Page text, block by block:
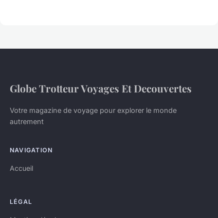
Globe Trotteur Voyages Et Decouvertes
Votre magazine de voyage pour explorer le monde
autrement
NAVIGATION
Accueil
LÉGAL